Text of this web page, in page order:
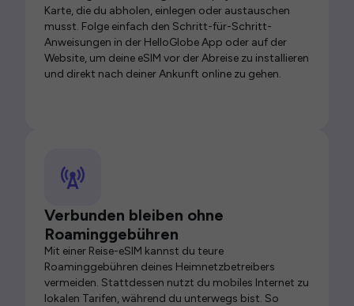
Karte, die du abholen, einlegen oder austauschen
musst. Folge einfach den Schritt-für-Schritt-
Anweisungen in der HelloGlobe App oder auf der
Website, um deine eSIM vor der Abreise zu installieren
und direkt nach deiner Ankunft online zu gehen.
Verbunden bleiben ohne
Roaminggebühren
Mit einer Reise-eSIM kannst du teure
Roaminggebühren deines Heimnetzbetreibers
vermeiden. Stattdessen nutzt du mobiles Internet zu
lokalen Tarifen, während du unterwegs bist. So